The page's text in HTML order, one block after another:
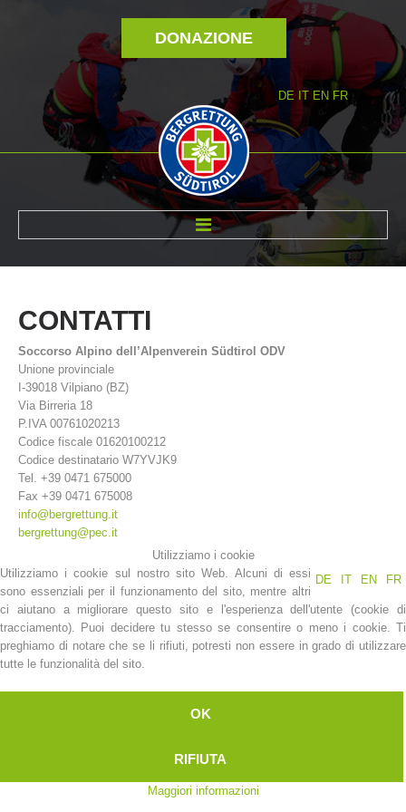
DONAZIONE
DE IT EN FR
La storia
CONTATTI
Soccorso Alpino dell’Alpenverein Südtirol ODV
Unione provinciale
I-39018 Vilpiano (BZ)
Via Birreria 18
P.IVA 00761020213
Codice fiscale 01620100212
Codice destinatario W7YVJK9
Tel. +39 0471 675000
Fax +39 0471 675008
info@bergrettung.it
bergrettung@pec.it
Utilizziamo i cookie
DE
IT EN FR
Utilizziamo i cookie sul nostro sito Web. Alcuni di essi
sono essenziali per il funzionamento del sito, mentre altri
ci aiutano a migliorare questo sito e l'esperienza dell'utente (cookie di
tracciamento). Puoi decidere tu stesso se consentire o meno i cookie. Ti
preghiamo di notare che se li rifiuti, potresti non essere in grado di utilizzare
tutte le funzionalità del sito.
OK
RIFIUTA
Maggiori informazioni